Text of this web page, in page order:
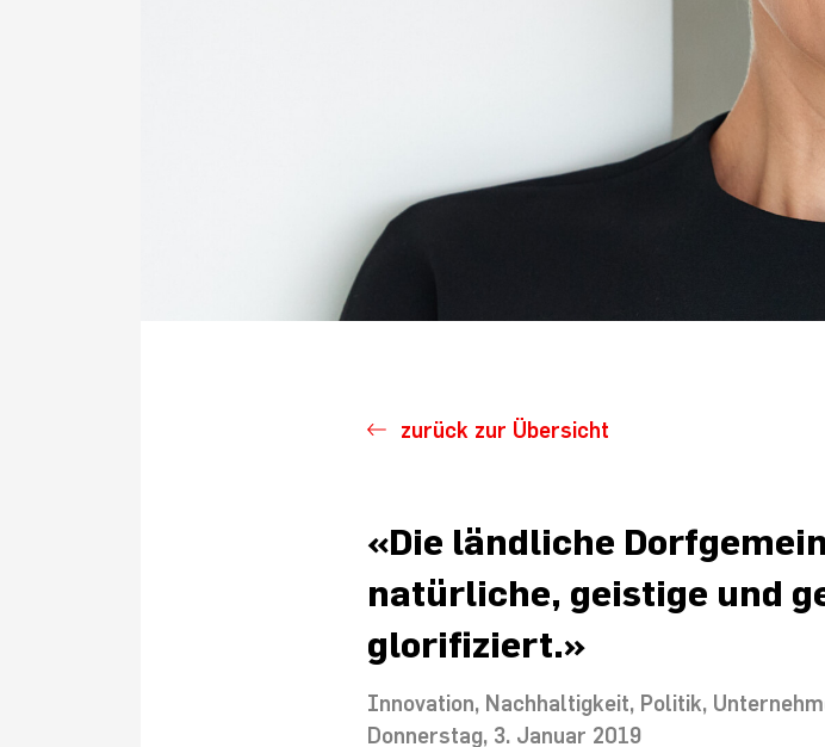
zurück zur Übersicht
«Die ländliche
natürliche, geistige und
glorifiziert.»
Innovation Nachhaltigkeit Politik
Donnerstag, 3. Januar 2019